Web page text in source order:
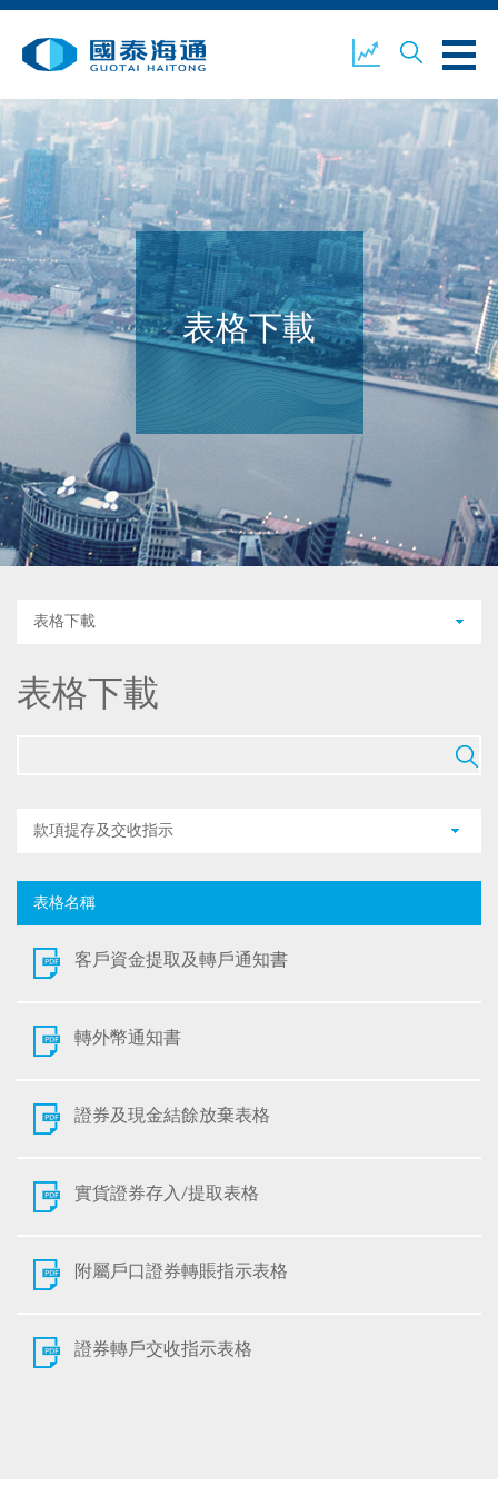
業務概覽 公司新聞
環境、社會及企業管治 國泰海通證券 聯絡我們
表格下載
表格下載
表格下載
款項提存及交收指示
表格名稱
客戶資金提取及轉戶通知書
轉外幣通知書
證券及現金結餘放棄表格
實貨證券存入/提取表格
附屬戶口證券轉賬指示表格
證券轉戶交收指示表格